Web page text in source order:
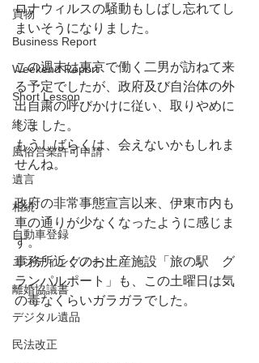
買物
Business Report
Weekend Report
Short Lesson
終活
風俗営業許可申請
遺言
相続
自動車登録
エンディングノート
離婚協議書
デジタル遺品
民法改正
ロナウィルスの騒動もしばし忘れてし
まいそうになりました。
この週末は東京で働く二男が訪ねて来
る予定でしたが、政府及び自治体の外
出自粛の呼びかけに従い、取りやめに
しました。
もうしばらくは、会えないかもしれま
せんね。
政府の非常事態宣言以来、伊東市内も
車の通りが少なくなったように感じま
す。
事務所近くのお土産施設「旅の駅　グ
ランパルポート」も、この土曜日は気
の毒なくらいガラガラでした。